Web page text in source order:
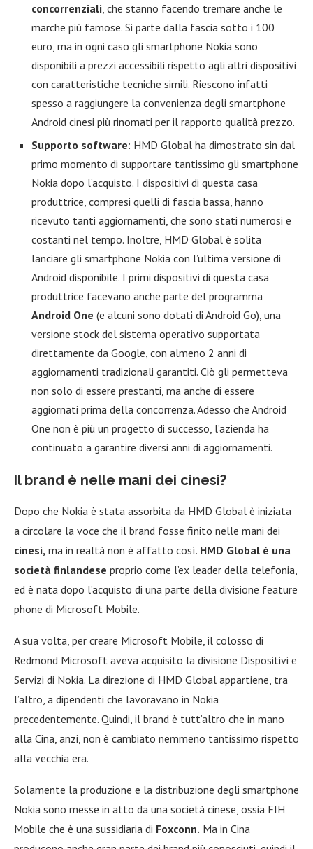
concorrenziali , che stanno facendo tremare anche le
marche più famose. Si parte dalla fascia sotto i 100
euro, ma in ogni caso gli smartphone Nokia sono
disponibili a prezzi accessibili rispetto agli altri dispositivi
con caratteristiche tecniche simili. Riescono infatti
spesso a raggiungere la convenienza degli smartphone
Android cinesi più rinomati per il rapporto qualità prezzo.
Supporto software: HMD Global ha dimostrato sin dal
primo momento di supportare tantissimo gli smartphone
Nokia dopo l’acquisto. I dispositivi di questa casa
produttrice, compresi quelli di fascia bassa, hanno
ricevuto tanti aggiornamenti, che sono stati numerosi e
costanti nel tempo. Inoltre, HMD Global è solita
lanciare gli smartphone Nokia con l’ultima versione di
Android disponibile. I primi dispositivi di questa casa
produttrice facevano anche parte del programma
Android One (e alcuni sono dotati di Android Go), una
versione stock del sistema operativo supportata
direttamente da Google, con almeno 2 anni di
aggiornamenti tradizionali garantiti. Ciò gli permetteva
non solo di essere prestanti, ma anche di essere
aggiornati prima della concorrenza. Adesso che Android
One non è più un progetto di successo, l’azienda ha
continuato a garantire diversi anni di aggiornamenti.
Il brand è nelle mani dei cinesi?
Dopo che Nokia è stata assorbita da HMD Global è iniziata
a circolare la voce che il brand fosse finito nelle mani dei
cinesi, ma in realtà non è affatto così. HMD Global è una
società finlandese proprio come l’ex leader della telefonia,
ed è nata dopo l’acquisto di una parte della divisione feature
phone di Microsoft Mobile.
A sua volta, per creare Microsoft Mobile, il colosso di
Redmond Microsoft aveva acquisito la divisione Dispositivi e
Servizi di Nokia. La direzione di HMD Global appartiene, tra
l’altro, a dipendenti che lavoravano in Nokia
precedentemente. Quindi, il brand è tutt’altro che in mano
alla Cina, anzi, non è cambiato nemmeno tantissimo rispetto
alla vecchia era.
Solamente la produzione e la distribuzione degli smartphone
Nokia sono messe in atto da una società cinese, ossia FIH
Mobile che è una sussidiaria di Foxconn. Ma in Cina